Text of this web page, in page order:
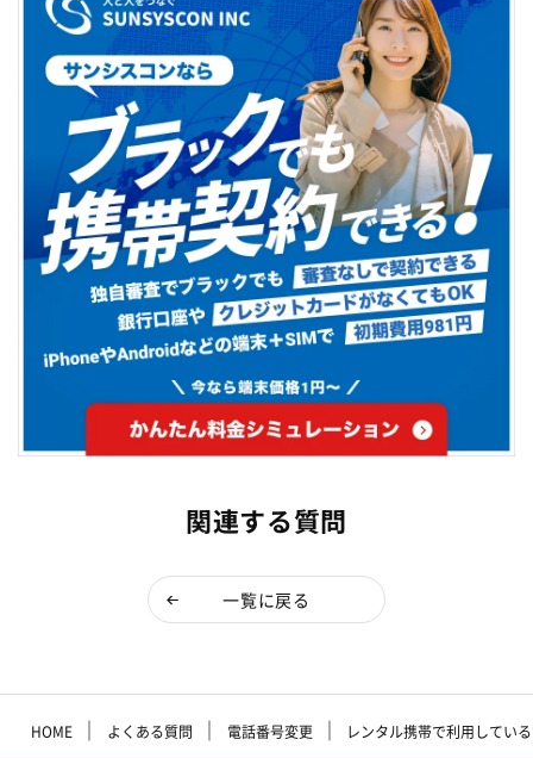
関連する質問
一覧に戻る
HOME ｜ よくある質問 ｜ 電話番号変更 ｜ レンタル携帯で利用してい